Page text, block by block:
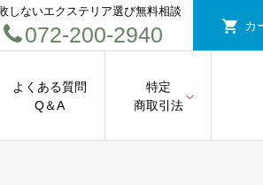
しないエクステリア選び無料相談
072-200-2940 カ
よくある質問
Q＆A
特定
商取引法